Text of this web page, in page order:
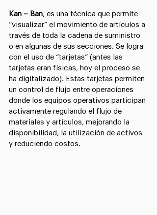
Kan – Ban, es una técnica que permite
“visualizar” el movimiento de artículos a
través de toda la cadena de suministro
o en algunas de sus secciones. Se logra
con el uso de “tarjetas” (antes las
tarjetas eran físicas, hoy el proceso se
ha digitalizado). Estas tarjetas permiten
un control de flujo entre operaciones
donde los equipos operativos participan
activamente regulando el flujo de
materiales y artículos, mejorando la
disponibilidad, la utilización de activos
y reduciendo costos.